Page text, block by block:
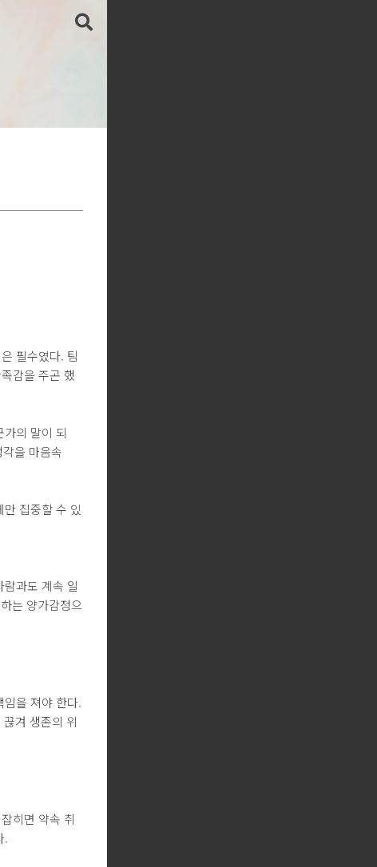
필수였다. 팀
감을 주곤 했
의 말이 되
을 마음속
집중할 수 있
과도 계속 일
는 양가감정으
을 져야 한다.
겨 생존의 위
히면 약속 취
.